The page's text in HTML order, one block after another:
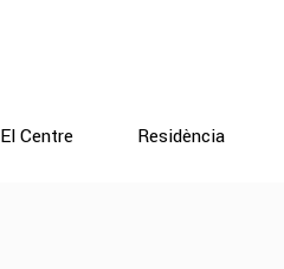
El Centre Residència